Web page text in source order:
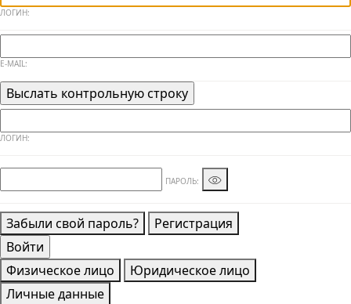
ЛОГИН:
E-MAIL:
ЛОГИН:
ПАРОЛЬ:
Забыли свой пароль? Регистрация
Физическое лицо
Юридическое лицо
Личные данные